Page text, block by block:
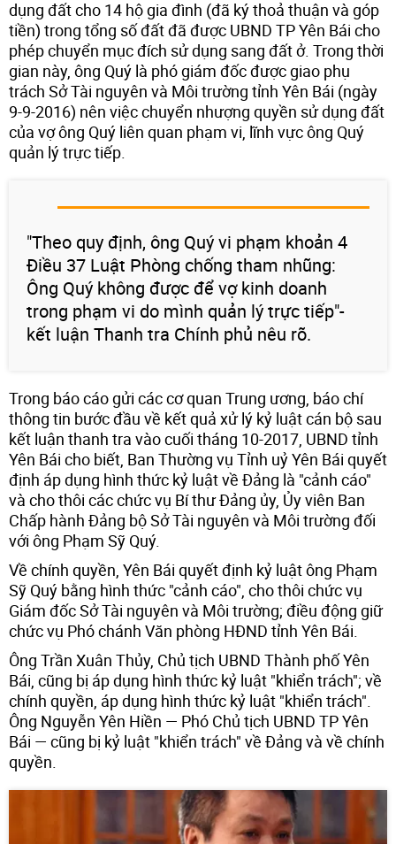
dụng đất cho 14 hộ gia đình (đã ký thoả thuận và góp
tiền) trong tổng số đất đã được UBND TP Yên Bái cho
phép chuyển mục đích sử dụng sang đất ở. Trong thời
gian này, ông Quý là phó giám đốc được giao phụ
trách Sở Tài nguyên và Môi trường tỉnh Yên Bái (ngày
9-9-2016) nên việc chuyển nhượng quyền sử dụng đất
của vợ ông Quý liên quan phạm vi, lĩnh vực ông Quý
quản lý trực tiếp.
"Theo quy định, ông Quý vi phạm khoản 4
Điều 37 Luật Phòng chống tham nhũng:
Ông Quý không được để vợ kinh doanh
trong phạm vi do mình quản lý trực tiếp"-
kết luận Thanh tra Chính phủ nêu rõ.
Trong báo cáo gửi các cơ quan Trung ương, báo chí
thông tin bước đầu về kết quả xử lý kỷ luật cán bộ sau
kết luận thanh tra vào cuối tháng 10-2017, UBND tỉnh
Yên Bái cho biết, Ban Thường vụ Tỉnh uỷ Yên Bái quyết
định áp dụng hình thức kỷ luật về Đảng là "cảnh cáo"
và cho thôi các chức vụ Bí thư Đảng ủy, Ủy viên Ban
Chấp hành Đảng bộ Sở Tài nguyên và Môi trường đối
với ông Phạm Sỹ Quý.
Về chính quyền, Yên Bái quyết định kỷ luật ông Phạm
Sỹ Quý bằng hình thức "cảnh cáo", cho thôi chức vụ
Giám đốc Sở Tài nguyên và Môi trường; điều động giữ
chức vụ Phó chánh Văn phòng HĐND tỉnh Yên Bái.
Ông Trần Xuân Thủy, Chủ tịch UBND Thành phố Yên
Bái, cũng bị áp dụng hình thức kỷ luật "khiển trách"; về
chính quyền, áp dụng hình thức kỷ luật "khiển trách".
Ông Nguyễn Yên Hiền — Phó Chủ tịch UBND TP Yên
Bái — cũng bị kỷ luật "khiển trách" về Đảng và về chính
quyền.